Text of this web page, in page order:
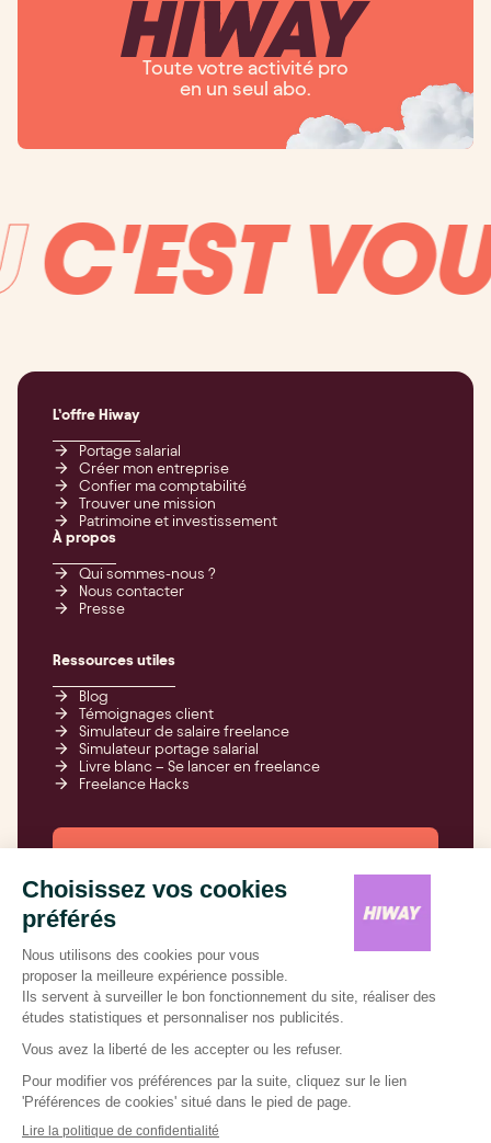
Toute votre activité pro
en un seul abo.
L’offre Hiway
Portage salarial
Créer mon entreprise
Confier ma comptabilité
Trouver une mission
Patrimoine et investissement
À propos
Qui sommes-nous ?
Nous contacter
Presse
Ressources utiles
Blog
Témoignages client
Simulateur de salaire freelance
Simulateur portage salarial
Livre blanc – Se lancer en freelance
Freelance Hacks
Freelancez-vous,
on s’occupe de tout
Mentions légales
Conditions générales d'utilisation (CGU)